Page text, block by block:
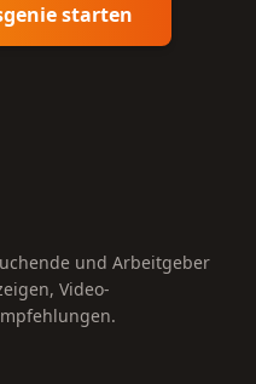
starten
und Arbeitgeber
Video-